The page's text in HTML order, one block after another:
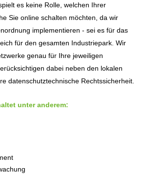
es keine Rolle, welchen Ihrer
Sie online schalten möchten, da wir
implementieren - sei es für das
für den gesamten Industriepark. Wir
genau für Ihre jeweiligen
dabei neben den lokalen
datenschutztechnische Rechtssicherheit.
unter anderem: